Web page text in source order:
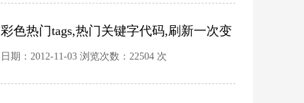
彩色热门tags,热门关键字代码,刷新一次变
换一次,无需修改源码
日期：2012-11-03 浏览次数：22504 次